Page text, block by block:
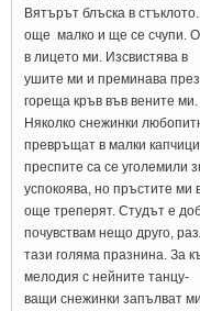
Вятърът блъска в
още малко и ще се счупи.
в лицето ми. Изсвистява в
ушите ми и преминава
гореща кръв във вените ми.
Няколко снежинки
превръщат в малки
преспите са се уголемили
успокоява, но пръстите ми
още треперят. Студът е
почувствам нещо друго,
тази голяма празнина. За
мелодия с нейните танцу-
ващи снежинки запълват